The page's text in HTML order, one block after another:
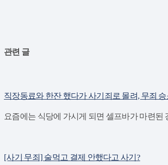
관련 글
직장동료와 한잔 했다가 사기죄로 몰려, 무죄
요즘에는 식당에 가시게 되면 셀프바가 마련
[사기 무죄] 술먹고 결제 안했다고 사기?